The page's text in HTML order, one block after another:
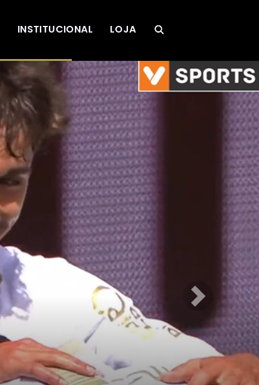
INSTITUCIONAL LOJA